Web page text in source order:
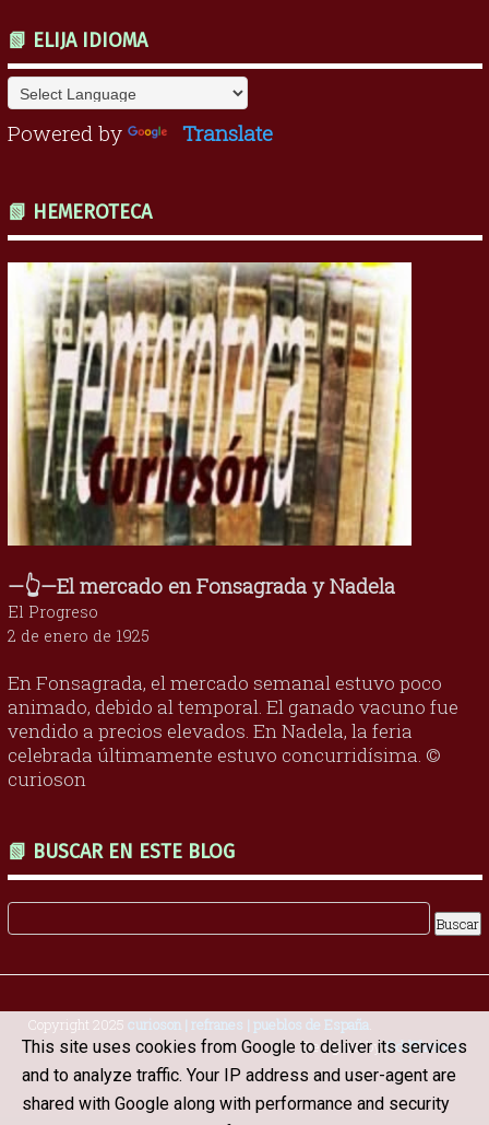
📗 ELIJA IDIOMA
Powered by Translate
📗 HEMEROTECA
—👆—El mercado en Fonsagrada y Nadela
El Progreso
2 de enero de 1925
En Fonsagrada, el mercado semanal estuvo poco
animado, debido al temporal. El ganado vacuno fue
vendido a precios elevados. En Nadela, la feria
celebrada últimamente estuvo concurridísima. ©
curioson
📗 BUSCAR EN ESTE BLOG
Copyright 2025 curioson | refranes | pueblos de España
Designed byOddThemes
This site uses cookies from Google to deliver its services
and to analyze traffic. Your IP address and user-agent are
shared with Google along with performance and security